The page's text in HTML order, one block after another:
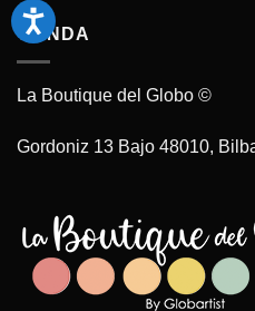
TIENDA
La Boutique del Globo ©
Gordoniz 13 Bajo 48010,